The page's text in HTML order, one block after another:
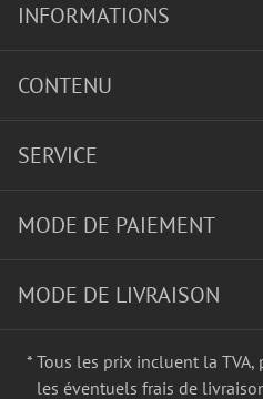
INFORMATIONS
CONTENU
SERVICE
MODE DE PAIEMENT
MODE DE LIVRAISON
* Tous les prix incluent la TVA,
les éventuels frais de